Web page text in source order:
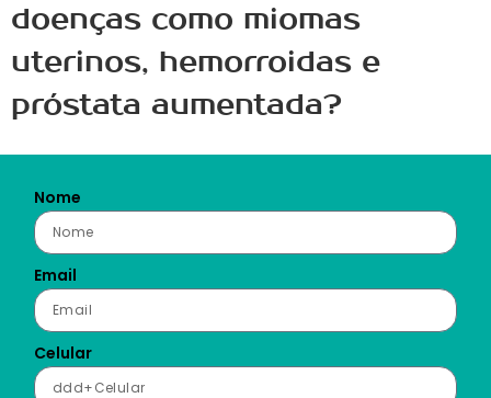
doenças como miomas
uterinos, hemorroidas e
próstata aumentada?
Nome
Email
Celular